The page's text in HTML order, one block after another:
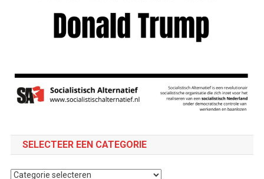
SELECTEER EEN CATEGORIE
Selecteer